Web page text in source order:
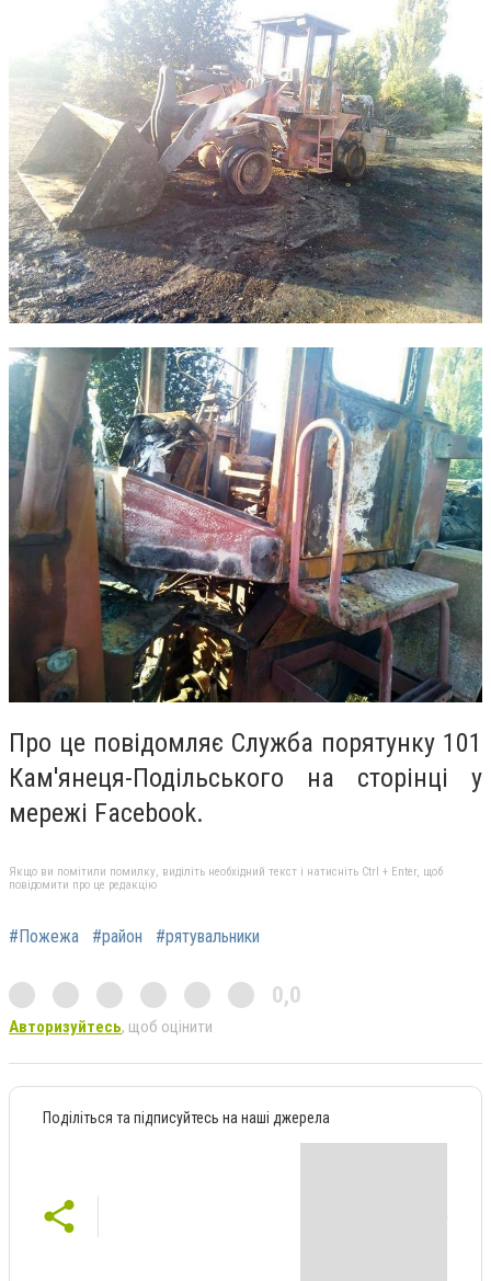
Про це повідомляє Служба порятунку 101
Кам'янеця-Подільського на сторінці у
мережі Facebook.
Якщо ви помітили помилку, виділіть необхідний текст і натисніть Ctrl + Enter, щоб
повідомити про це редакцію
#Пожежа #район #рятувальники
0,0
Авторизуйтесь, щоб оцінити
Поділіться та підписуйтесь на наші джерела